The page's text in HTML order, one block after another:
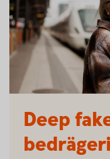
Deep